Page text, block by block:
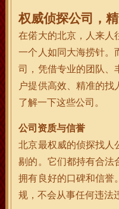
权威侦探公司，
在偌大的北京，人来人
一个人如同大海捞针。
司，凭借专业的团队、
户提供高效、精准的找
了解一下这些公司。
公司资质与信誉
北京最权威的侦探找人
剔的。它们都持有合法
拥有良好的口碑和信誉
规，不会从事任何违法